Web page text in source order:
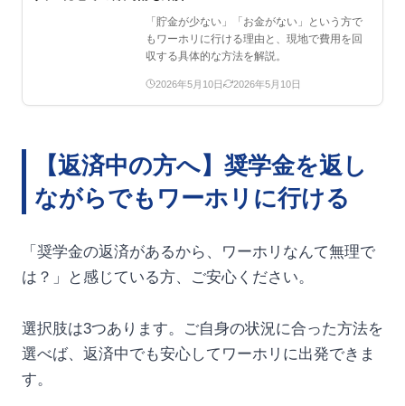
「貯金が少ない」「お金がない」という方で
もワーホリに行ける理由と、現地で費用を回
収する具体的な方法を解説。
2026年5月10日 2026年5月10日
【返済中の方へ】奨学金を返し
ながらでもワーホリに行ける
「奨学金の返済があるから、ワーホリなんて無理で
は？」と感じている方、ご安心ください。
選択肢は3つあります。ご自身の状況に合った方法を
選べば、返済中でも安心してワーホリに出発できま
す。